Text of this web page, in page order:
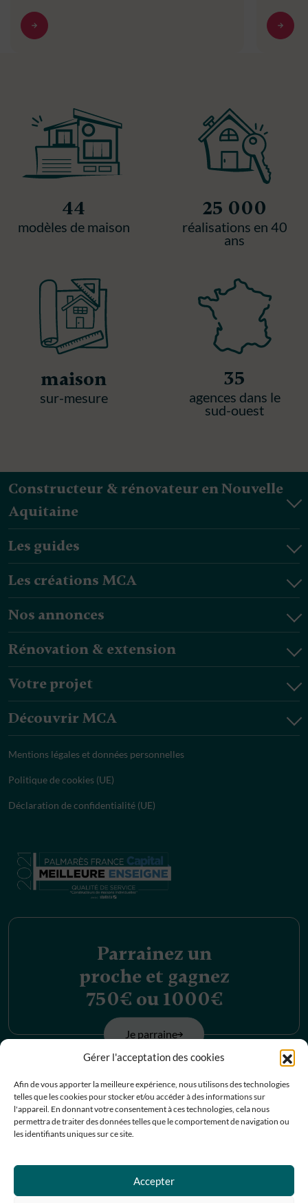
Gérer l'acceptation des cookies
Afin de vous apporter la meilleure expérience, nous utilisons des technologies
telles que les cookies pour stocker et/ou accéder à des informations sur
l'appareil. En donnant votre consentement à ces technologies, cela nous
permettra de traiter des données telles que le comportement de navigation ou
les identifiants uniques sur ce site.
Accepter
44
modèles de maison
25 000
réalisations en 40
ans
maison
sur-mesure
35
agences dans le
sud-ouest
Constructeur & rénovateur en Nouvelle
Aquitaine
Les guides
Les créations MCA
Nos annonces
Rénovation & extension
Votre projet
Découvrir MCA
Mentions légales et données personnelles
Politique de cookies (UE)
Déclaration de confidentialité (UE)
Parrainez un
proche et gagnez
750€ ou 1000€
Je parraine
Découvrez nos
offres d’emplois
Contactez-nous